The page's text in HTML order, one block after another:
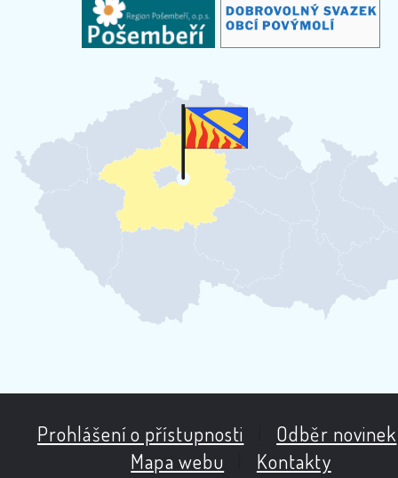
Prohlášení o přístupnosti Odběr novinek
Mapa webu
Kontakty